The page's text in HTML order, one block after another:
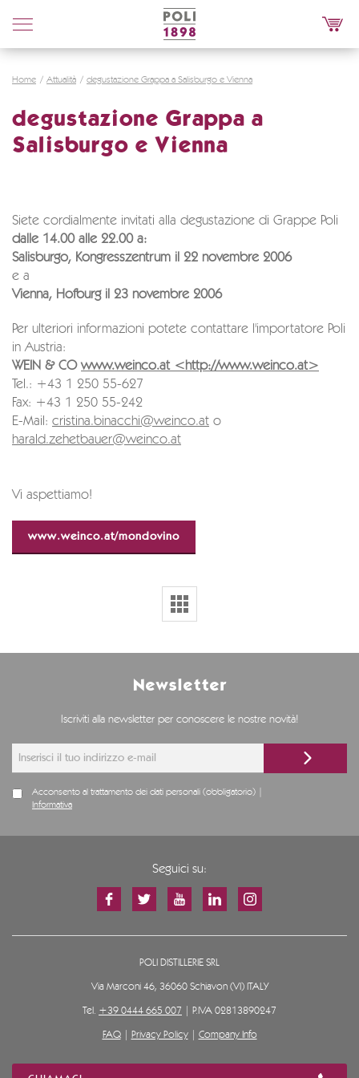
Poli
Distillerie
Home Attualità degustazione Grappa a Salisburgo e Vienna
degustazione Grappa a
Salisburgo e Vienna
Siete cordialmente invitati alla degustazione di Grappe Poli
dalle 14.00 alle 22.00 a:
Salisburgo, Kongresszentrum il 22 novembre 2006
e a
Vienna, Hofburg il 23 novembre 2006
Per ulteriori informazioni potete contattare l'importatore Poli
in Austria:
WEIN & CO www.weinco.at <http://www.weinco.at>
Tel.: +43 1 250 55-627
Fax: +43 1 250 55-242
E-Mail: cristina.binacchi@weinco.at o
harald.zehetbauer@weinco.at
Vi aspettiamo!
www.weinco.at/mondovino
Newsletter
Iscriviti alla newsletter per conoscere le nostre novità!
Acconsento al trattamento dei dati personali (obbligatorio) |
Informativa
Seguici su:
POLI DISTILLERIE SRL
Via Marconi 46, 36060 Schiavon (VI) ITALY
Tel. +39 0444 665 007 | P.IVA 02813890247
FAQ| Privacy Policy| Company Info